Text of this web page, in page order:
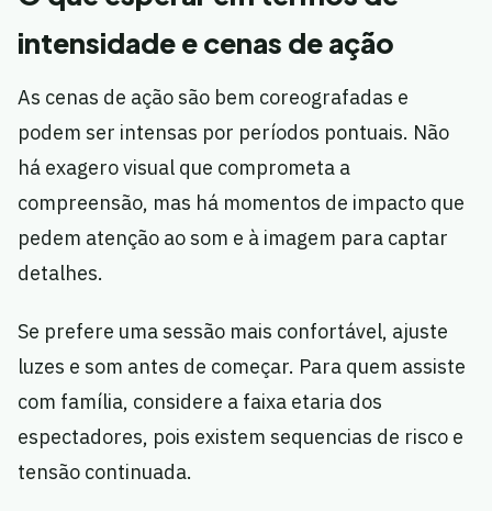
intensidade e cenas de ação
As cenas de ação são bem coreografadas e
podem ser intensas por períodos pontuais. Não
há exagero visual que comprometa a
compreensão, mas há momentos de impacto que
pedem atenção ao som e à imagem para captar
detalhes.
Se prefere uma sessão mais confortável, ajuste
luzes e som antes de começar. Para quem assiste
com família, considere a faixa etaria dos
espectadores, pois existem sequencias de risco e
tensão continuada.